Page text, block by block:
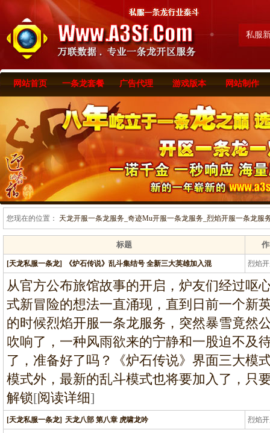
私服
网站首页 一条龙套餐 广告代理 游戏版本 网站制作
您现在的位置： 天龙开服一条龙服务_奇迹Mu开服一条龙服务_烈焰开服一条龙服
标题
[天龙私服一条龙] 《炉石传说》乱斗集结号 全新三大英雄加入混 烈焰
龙
从官方公布旅馆故事的开启，炉友们经过呕
式新冒险的想法一直涌现，直到日前一个新
的时候烈焰开服一条龙服务，突然暴雪竟然
吹响了，一种风雨欲来的宁静和一股迫不及
了，准备好了吗？《炉石传说》界面三大模
模式外，最新的乱斗模式也将要加入了，只
解锁[阅读详细]
[天龙私服一条龙] 天龙八部 第八章 虎啸龙吟 烈焰